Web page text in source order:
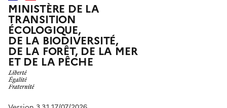
MINISTÈRE DE LA
TRANSITION
ÉCOLOGIQUE,
DE LA BIODIVERSITÉ,
DE LA FORÊT, DE LA MER
ET DE LA PÊCHE